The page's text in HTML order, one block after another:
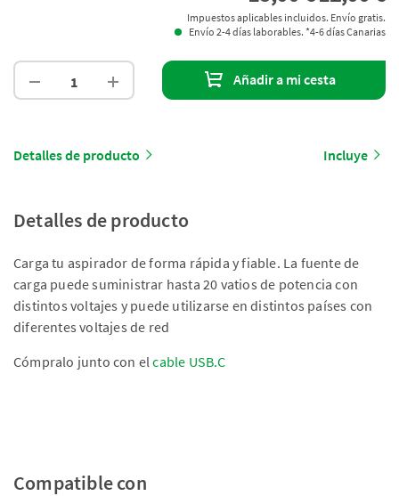
Impuestos aplicables incluidos. Envío gratis.
Envío 2-4 días laborables. *4-6 días Canarias
Añadir a mi cesta
Detalles de producto Incluye
Detalles de producto
Carga tu aspirador de forma rápida y fiable. La fuente de
carga puede suministrar hasta 20 vatios de potencia con
distintos voltajes y puede utilizarse en distintos países con
diferentes voltajes de red
Cómpralo junto con elcable USB.C
Compatible con